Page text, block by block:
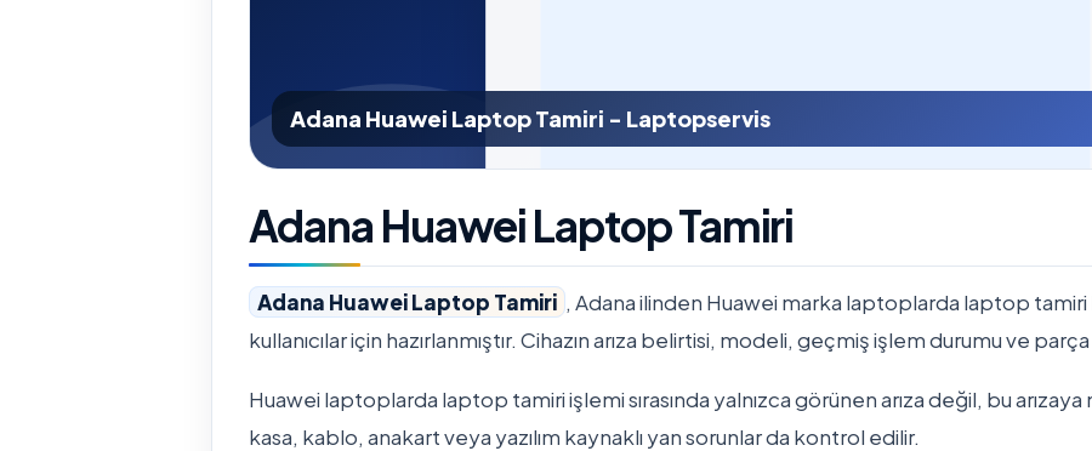
Adana Huawei Laptop Tamiri - Laptopservis
Adana Huawei Laptop Tamiri
Adana Huawei Laptop Tamiri , Adana ilinden Huawei marka laptoplarda laptop
kullanıcılar için hazırlanmıştır. Cihazın arıza belirtisi, modeli, geçmiş işlem durumu ve
Huawei laptoplarda laptop tamiri işlemi sırasında yalnızca görünen arıza değil, bu arızaya
kasa, kablo, anakart veya yazılım kaynaklı yan sorunlar da kontrol edilir.